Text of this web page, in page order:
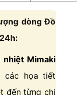
dòng Đồ
nhiệt Mimaki
các họa tiết
đến từng chi